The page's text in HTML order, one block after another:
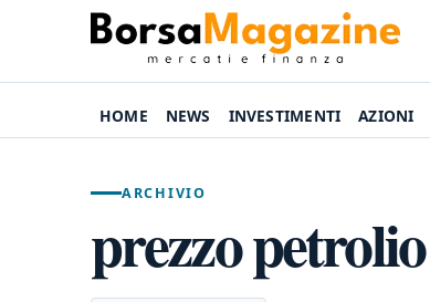
HOME NEWS INVESTIMENTI AZIONI
ARCHIVIO
prezzo petrolio